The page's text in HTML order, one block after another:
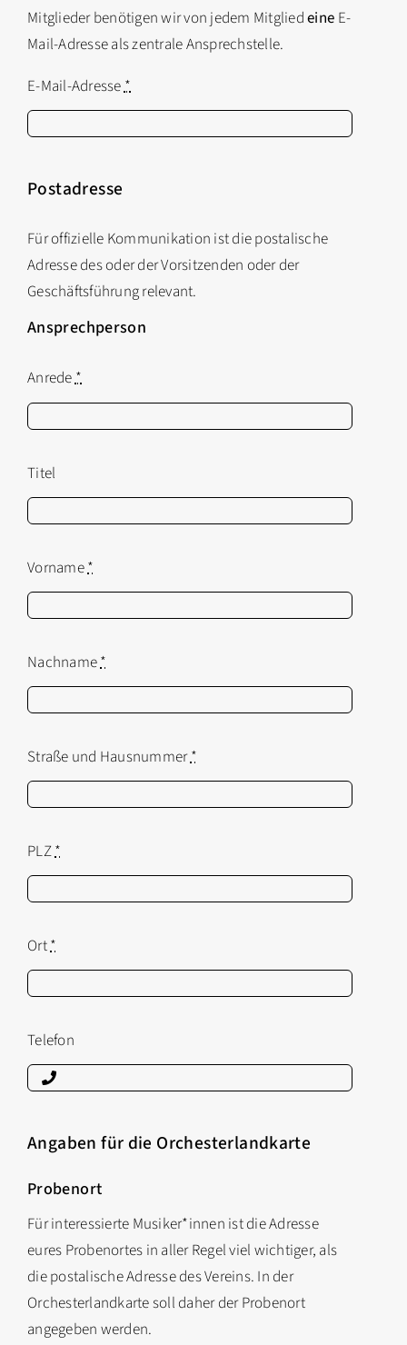
Mitglieder benötigen wir von jedem Mitgliedeine E-
Mail-Adresse als zentrale Ansprechstelle.
E-Mail-Adresse*
Postadresse
Für offizielle Kommunikation ist die postalische
Adresse des oder der Vorsitzenden oder der
Geschäftsführung relevant.
Ansprechperson
Anrede*
Titel
Vorname*
Nachname*
Straße und Hausnummer*
PLZ*
Ort*
Telefon
Angaben für die Orchesterlandkarte
Probenort
Für interessierte Musiker*innen ist die Adresse
eures Probenortes in aller Regel viel wichtiger, als
die postalische Adresse des Vereins. In der
Orchesterlandkarte soll daher der Probenort
angegeben werden.